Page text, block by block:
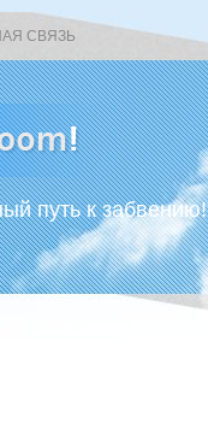
СВЯЗЬ
путь к